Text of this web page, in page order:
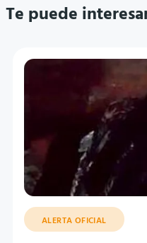
Te puede
ALERTA OFICIAL